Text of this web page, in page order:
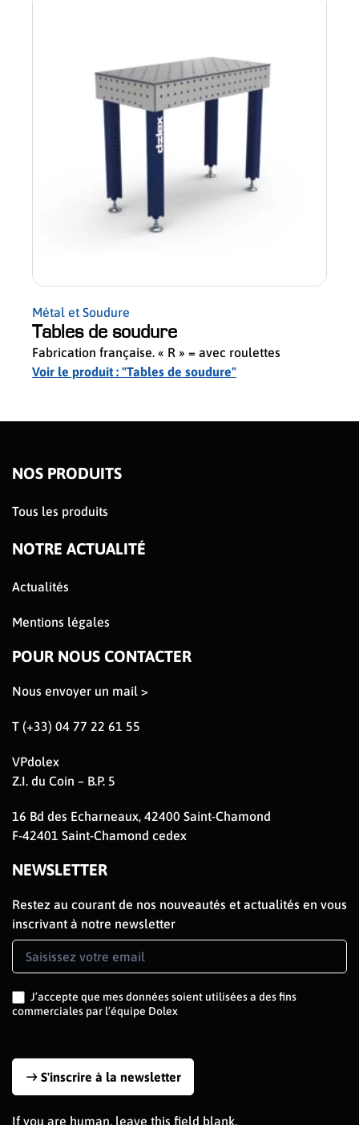
Métal et Soudure
Tables de soudure
Fabrication française. « R » = avec roulettes
Voir le produit : "Tables de soudure"
de publications
NOS PRODUITS
Tous les produits
NOTRE ACTUALITÉ
Actualités
Mentions légales
POUR NOUS CONTACTER
Nous envoyer un mail >
T (+33) 04 77 22 61 55
VPdolex
Z.I. du Coin – B.P. 5
16 Bd des Echarneaux, 42400 Saint-Chamond
F-42401 Saint-Chamond cedex
NEWSLETTER
Restez au courant de nos nouveautés et actualités en vous
inscrivant à notre newsletter
Newsletter
Signup
J’accepte que mes données soient utilisées a des fins
commerciales par l’équipe Dolex
S'inscrire à la newsletter
If you are human, leave this field blank.